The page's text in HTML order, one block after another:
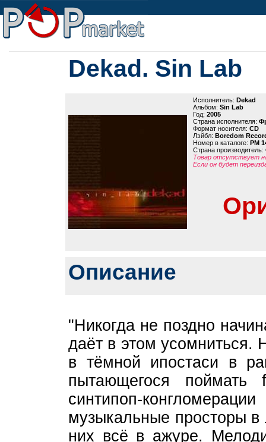
Dekad. Sin Lab
Исполнитель: Dekad
Альбом: Sin Lab
Год: 2005
Страна исполнителя:
Формат носителя: CD
Лэйбл: Boredom
Номер в каталоге: PM
Страна производитель:
Товар отсутствует
Если он будет
Описание
"Никогда не поздно
даёт в этом усомниться.
в тёмной ипостаси в
пытающегося поймать
синтипоп-
музыкальные просторы
них всё в ажуре.